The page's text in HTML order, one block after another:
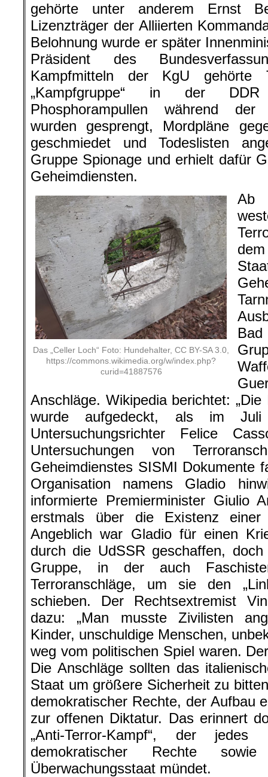
gehörte unter anderem Ernst
Lizenzträger der Alliierten
Belohnung wurde er später
Präsident des
Kampfmitteln der KgU
„Kampfgruppe“ in der DDR
Phosphorampullen während der
wurden gesprengt, Mordpläne
geschmiedet und Todeslisten
Gruppe Spionage und erhielt dafür
Geheimdiensten.
Das „Celler Loch“ Foto: Hundehalter, CC BY-SA 3.0,
https://commons.wikimedia.org/w/index.php?
curid=41887576
Ab
Anschläge. Wikipedia berichtet:
wurde aufgedeckt, als im
Untersuchungsrichter Felice
Untersuchungen von
Geheimdienstes SISMI Dokumente
Organisation namens Gladio
informierte Premierminister Giulio
erstmals über die Existenz einer
Angeblich war Gladio für einen
durch die UdSSR geschaffen,
Gruppe, in der auch
Terroranschläge, um sie den
schieben. Der Rechtsextremist
dazu: „Man musste Zivilisten
Kinder, unschuldige Menschen,
weg vom politischen Spiel waren.
Die Anschläge sollten das
Staat um größere Sicherheit zu
demokratischer Rechte, der Aufbau
zur offenen Diktatur. Das erinnert
„Anti-Terror-Kampf“, der
demokratischer Rechte
Überwachungsstaat mündet.